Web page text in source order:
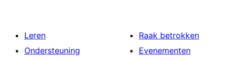
Leren
Ondersteuning
Raak betrokken
Evenementen